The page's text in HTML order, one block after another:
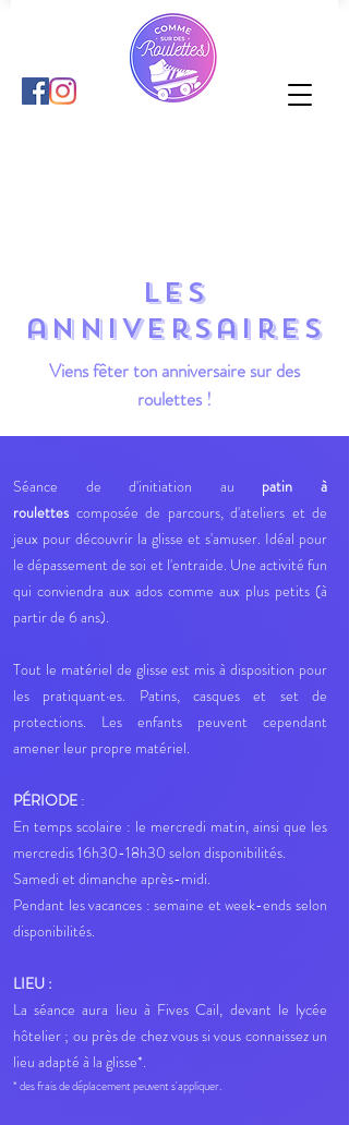
les
anniversaires
Viens fêter ton anniversaire sur des
roulettes !
Séance de d'initiation au patin à
roulettes composée de parcours, d'ateliers et de
jeux pour découvrir la glisse et s'amuser. Idéal pour
le dépassement de soi et l'entraide. Une activité fun
qui conviendra aux ados comme aux plus petits (à
partir de 6 ans).
Tout le matériel de glisse est mis à disposition pour
les pratiquant·es. Patins, casques et set de
protections. Les enfants peuvent cependant
amener leur propre matériel.
PÉRIODE :
En temps scolaire : le mercredi matin, ainsi que les
mercredis 16h30-18h30 selon disponibilités.
Samedi et dimanche après-midi.
Pendant les vacances : semaine et week-ends selon
disponibilités.
LIEU :
La séance aura lieu à Fives Cail, devant le lycée
hôtelier ; ou près de chez vous si vous connaissez un
lieu adapté à la glisse*.
* des frais de déplacement peuvent s'appliquer.